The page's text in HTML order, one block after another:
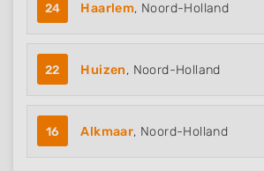
24 Haarlem, Noord-Holland
22 Huizen, Noord-Holland
16 Alkmaar, Noord-Holland